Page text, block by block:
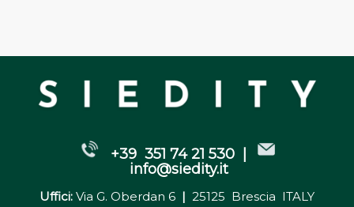
+39 351 74 21 530 |
info@siedity.it
Uffici: Via G. Oberdan 6 | 25125 Brescia ITALY